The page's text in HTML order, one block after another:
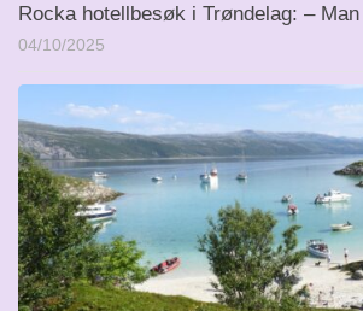
Rocka hotellbesøk i Trøndelag: –
04/10/2025